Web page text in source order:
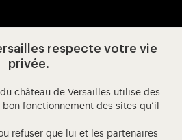
notre Facebook (ouverture
notre X (ouverture dans un
Visitez notre Instagram
Visitez notre YouTube
respecte votre vie
privée.
château de Versailles utilise des
fonctionnement des sites qu’il
refuser que lui et les partenaires